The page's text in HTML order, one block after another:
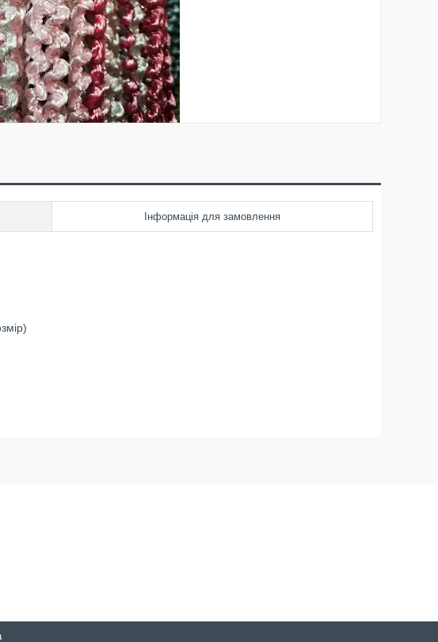
Інформація для замовлення